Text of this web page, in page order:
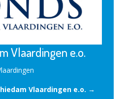
Vlaardingen e.o.
Vlaardingen e.o. →